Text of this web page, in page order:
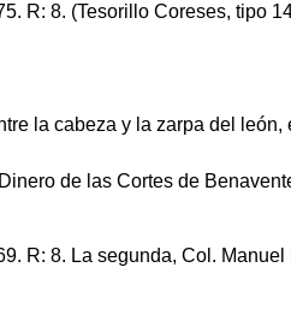
R: 8. (Tesorillo Coreses, tipo
la cabeza y la zarpa del
R: 8. La segunda, Col. Manuel